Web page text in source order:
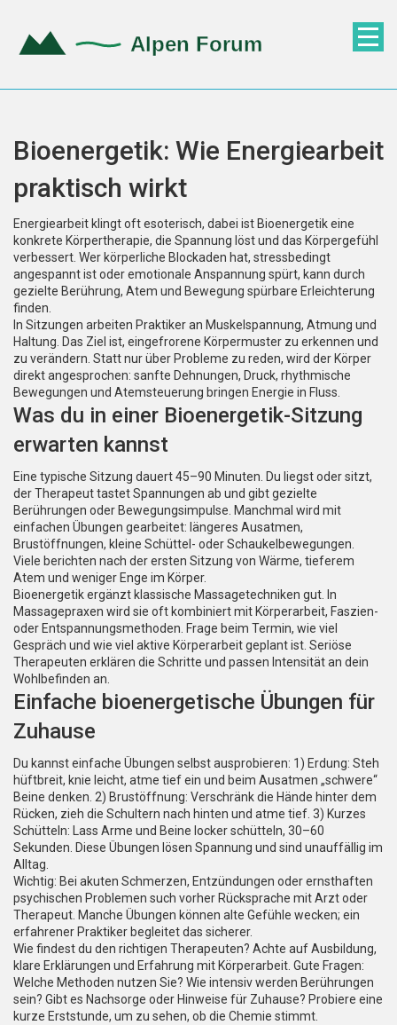
Bioenergetik: Wie Energiearbeit
praktisch wirkt
Energiearbeit klingt oft esoterisch, dabei ist Bioenergetik eine
konkrete Körpertherapie, die Spannung löst und das Körpergefühl
verbessert. Wer körperliche Blockaden hat, stressbedingt
angespannt ist oder emotionale Anspannung spürt, kann durch
gezielte Berührung, Atem und Bewegung spürbare Erleichterung
finden.
In Sitzungen arbeiten Praktiker an Muskelspannung, Atmung und
Haltung. Das Ziel ist, eingefrorene Körpermuster zu erkennen und
zu verändern. Statt nur über Probleme zu reden, wird der Körper
direkt angesprochen: sanfte Dehnungen, Druck, rhythmische
Bewegungen und Atemsteuerung bringen Energie in Fluss.
Was du in einer Bioenergetik-Sitzung
erwarten kannst
Eine typische Sitzung dauert 45–90 Minuten. Du liegst oder sitzt,
der Therapeut tastet Spannungen ab und gibt gezielte
Berührungen oder Bewegungsimpulse. Manchmal wird mit
einfachen Übungen gearbeitet: längeres Ausatmen,
Brustöffnungen, kleine Schüttel- oder Schaukelbewegungen.
Viele berichten nach der ersten Sitzung von Wärme, tieferem
Atem und weniger Enge im Körper.
Bioenergetik ergänzt klassische Massagetechniken gut. In
Massagepraxen wird sie oft kombiniert mit Körperarbeit, Faszien-
oder Entspannungsmethoden. Frage beim Termin, wie viel
Gespräch und wie viel aktive Körperarbeit geplant ist. Seriöse
Therapeuten erklären die Schritte und passen Intensität an dein
Wohlbefinden an.
Einfache bioenergetische Übungen für
Zuhause
Du kannst einfache Übungen selbst ausprobieren: 1) Erdung: Steh
hüftbreit, knie leicht, atme tief ein und beim Ausatmen „schwere“
Beine denken. 2) Brustöffnung: Verschränk die Hände hinter dem
Rücken, zieh die Schultern nach hinten und atme tief. 3) Kurzes
Schütteln: Lass Arme und Beine locker schütteln, 30–60
Sekunden. Diese Übungen lösen Spannung und sind unauffällig im
Alltag.
Wichtig: Bei akuten Schmerzen, Entzündungen oder ernsthaften
psychischen Problemen such vorher Rücksprache mit Arzt oder
Therapeut. Manche Übungen können alte Gefühle wecken; ein
erfahrener Praktiker begleitet das sicherer.
Wie findest du den richtigen Therapeuten? Achte auf Ausbildung,
klare Erklärungen und Erfahrung mit Körperarbeit. Gute Fragen:
Welche Methoden nutzen Sie? Wie intensiv werden Berührungen
sein? Gibt es Nachsorge oder Hinweise für Zuhause? Probiere eine
kurze Erststunde, um zu sehen, ob die Chemie stimmt.